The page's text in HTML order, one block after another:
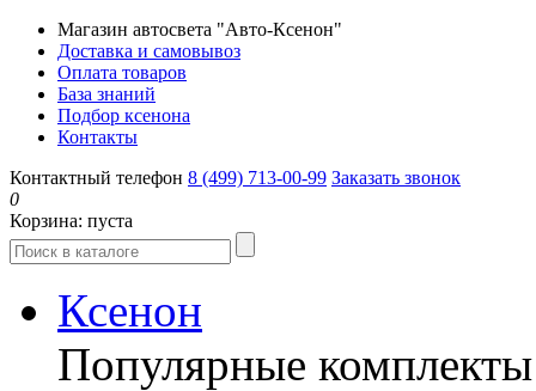
Магазин автосвета "Авто-Ксенон"
Доставка и самовывоз
Оплата товаров
База знаний
Подбор ксенона
Контакты
Контактный телефон 8 (499) 713-00-99 Заказать звонок
0
Корзина: пуста
Ксенон
Популярные комплекты